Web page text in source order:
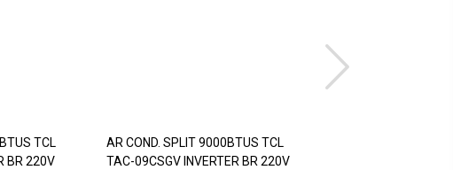
TCL
BR 220V
AR COND. SPLIT 9000BTUS TCL
TAC-09CSGV INVERTER BR 220V